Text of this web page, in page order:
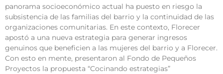
panorama socioeconómico actual ha puesto en riesgo la
subsistencia de las familias del barrio y la continuidad de las
organizaciones comunitarias. En este contexto, Florecer
apostó a una nueva estrategia para generar ingresos
genuinos que beneficien a las mujeres del barrio y a Florecer.
Con esto en mente, presentaron al Fondo de Pequeños
Proyectos la propuesta “Cocinando estrategias”